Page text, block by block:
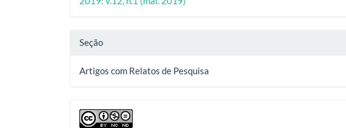
Seção
Artigos com Relatos de Pesquisa